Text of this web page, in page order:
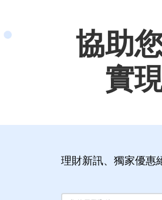
協助
實
理財新訊、獨家優惠